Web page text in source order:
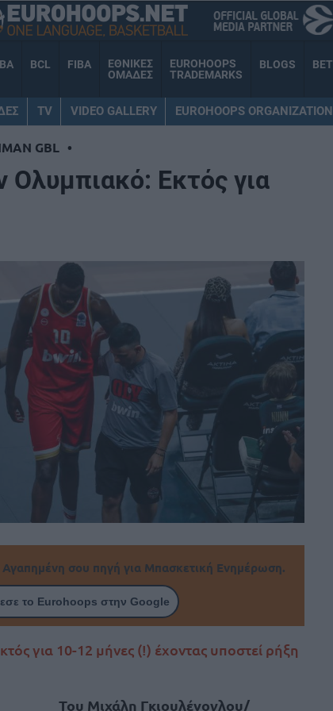
BCL FIBA
ΕΘΝΙΚΕΣ
ΟΜΑΔΕΣ
EUROHOOPS
TRADEMARKS
BLOGS BET
TV VIDEO GALLERY EUROHOOPS ORGANIZATION
GBL •
Εκτός για
Αγαπημένη σου πηγή για Μπασκετική Ενημέρωση.
το Eurohoops στην Google
για 10-12 μήνες (!) έχοντας υποστεί ρήξη
Του Μιχάλη Γκιουλένογλου/